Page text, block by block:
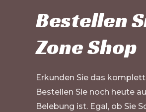
Bestellen
Zone Shop
Erkunden Sie das
Bestellen Sie noch heute
Belebung ist. Egal, ob Sie